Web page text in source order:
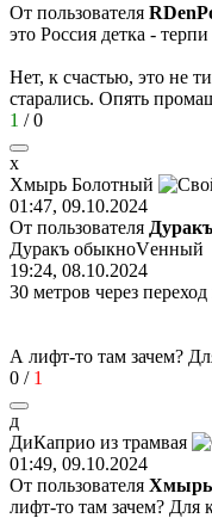
От пользователя
это Россия детка - терпи
Нет, к счастью, это не
старались. Опять
1 /0
х
Хмырь Болотный
01:47, 09.10.2024
От пользователя
Дуракъ обыкноVенный
19:24, 08.10.2024
30 метров через
А лифт-то там зачем?
0 / 1
д
ДиКаприо из трамвая
01:49, 09.10.2024
От пользователя Хмырь
лифт-то там зачем? Для